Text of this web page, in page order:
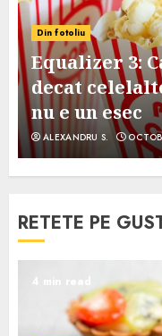
Din fotoliu
Equalizer 3:
decat
nu e un esec
ALEXANDRU S.
RETETE PE
4 min read